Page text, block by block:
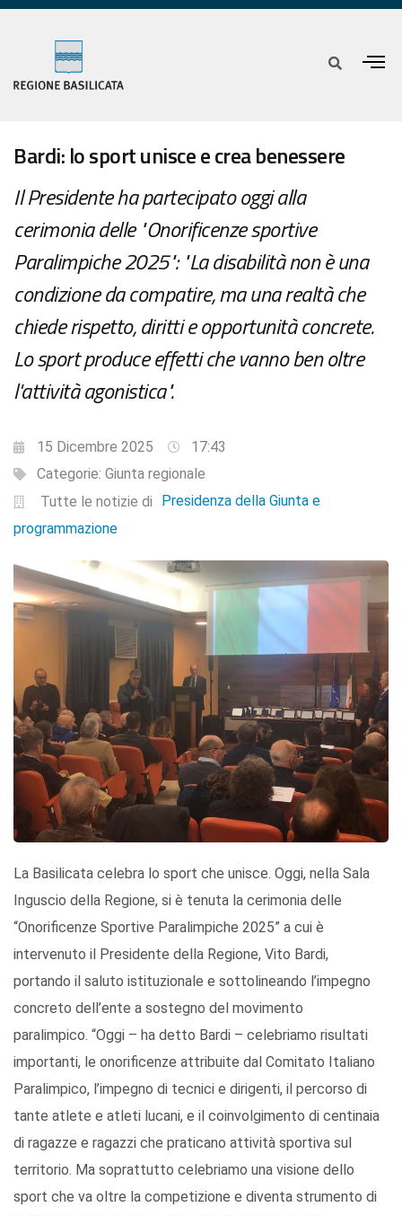
Bardi: lo sport unisce e crea benessere
Il Presidente ha partecipato oggi alla
cerimonia delle "Onorificenze sportive
Paralimpiche 2025": "La disabilità non è una
condizione da compatire, ma una realtà che
chiede rispetto, diritti e opportunità concrete.
Lo sport produce effetti che vanno ben oltre
l'attività agonistica".
15 Dicembre 2025
17:43
Categorie: Giunta regionale
Tutte le notizie di
Presidenza della Giunta e
programmazione
La Basilicata celebra lo sport che unisce. Oggi, nella Sala
Inguscio della Regione, si è tenuta la cerimonia delle
“Onorificenze Sportive Paralimpiche 2025” a cui è
intervenuto il Presidente della Regione, Vito Bardi,
portando il saluto istituzionale e sottolineando l’impegno
concreto dell’ente a sostegno del movimento
paralimpico. “Oggi – ha detto Bardi – celebriamo risultati
importanti, le onorificenze attribuite dal Comitato Italiano
Paralimpico, l’impegno di tecnici e dirigenti, il percorso di
tante atlete e atleti lucani, e il coinvolgimento di centinaia
di ragazze e ragazzi che praticano attività sportiva sul
territorio. Ma soprattutto celebriamo una visione dello
sport che va oltre la competizione e diventa strumento di